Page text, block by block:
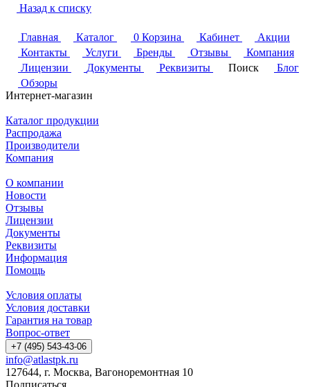
Назад к списку
Главная Каталог 0 Корзина Кабинет
Акции
Контакты
Услуги Бренды Отзывы
Компания
Лицензии
Документы Реквизиты Поиск
Блог
Обзоры
Интернет-магазин
Каталог продукции
Распродажа
Производители
Компания
О компании
Новости
Отзывы
Лицензии
Документы
Реквизиты
Информация
Помощь
Условия оплаты
Условия доставки
Гарантия на товар
Вопрос-ответ
+7 (495) 543-43-06
info@atlastpk.ru
127644, г. Москва, Вагоноремонтная 10
Подписаться